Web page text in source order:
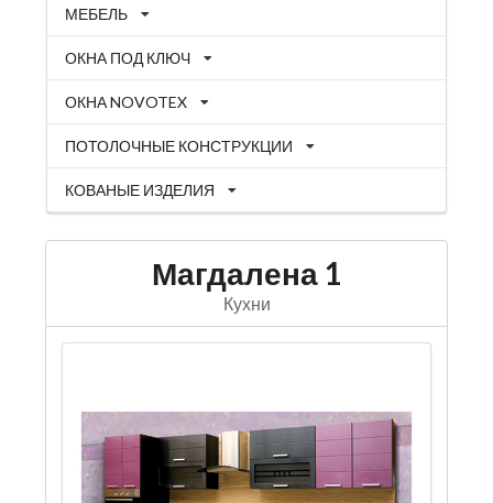
МЕБЕЛЬ
ОКНА ПОД КЛЮЧ
ОКНА NOVOTEX
ПОТОЛОЧНЫЕ КОНСТРУКЦИИ
КОВАНЫЕ ИЗДЕЛИЯ
Магдалена 1
Кухни